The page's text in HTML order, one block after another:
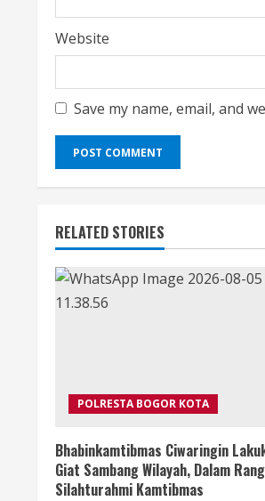
Website
Save my name, email, and
RELATED STORIES
POLRESTA BOGOR KOTA
Bhabinkamtibmas Ciwaringin
Giat Sambang Wilayah, Dalam
Silahturahmi Kamtibmas